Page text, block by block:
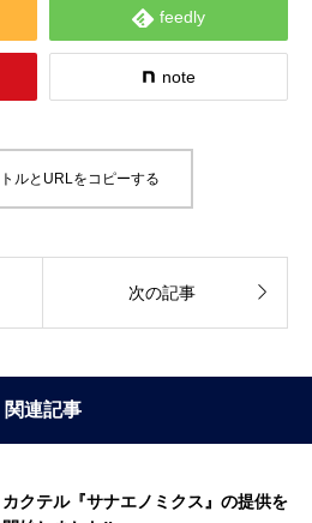
 feedly
note
ルとURLをコピーする
次の記事 
関連記事
カクテル『サナエノミクス』の提供を